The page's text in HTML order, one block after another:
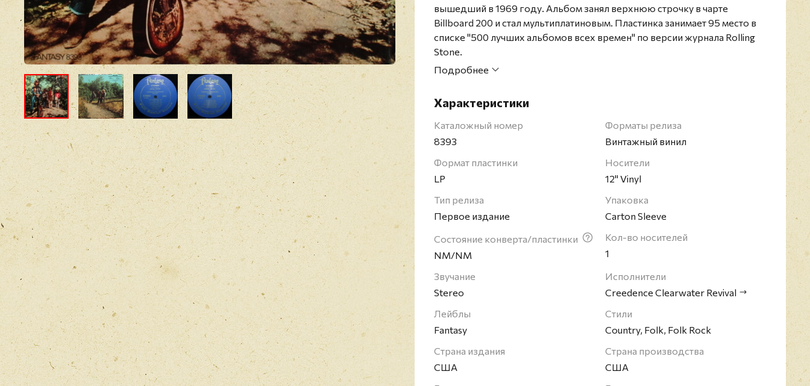
вышедший в 1969 году. Альбом занял верхнюю строчку в чарте
Billboard 200 и стал мультиплатиновым. Пластинка занимает 95 место в
списке "500 лучших альбомов всех времен" по версии журнала Rolling
Stone.
Первое американское издание 1969 года.
Creedence Clearwater Revival - американская рок-группа, образованная
в 1967 году в Калифорнии. Музыканты черпали вдохновение в музыке
американского юга и считаются одними из родоначальников стиля
Revival выпустили 7 студийных альбомов (общий тираж: 120 млн. копий),
которые имели успех в США и в Великобритании. 14 синглов команды
были в ТОП-20 чарта Billboard Hot 100 (7 поднимались на вторую
строчку). Сингл "Bad Moon Rising" возглавил чарт UK Singles Chart.
Раритетное издание!
Подробнее
Характеристики
Каталожный номер
8393
Форматы релиза
Винтажный винил
Формат пластинки
LP
Носители
12" Vinyl
Тип релиза
Первое издание
Упаковка
Carton Sleeve
Состояние конверта/пластинки
NM/NM
Кол-во носителей
1
Звучание
Stereo
Исполнители
Creedence Clearwater Revival
Лейблы
Fantasy
Стили
Country, Folk, Folk Rock
Страна издания
США
Страна производства
США